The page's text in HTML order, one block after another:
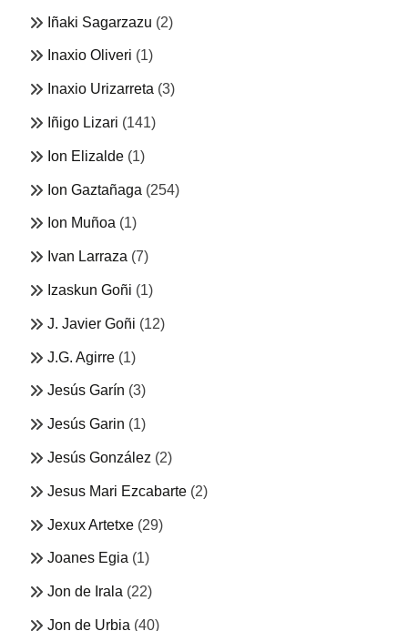
Iñaki Sagarzazu (2)
Inaxio Oliveri (1)
Inaxio Urizarreta (3)
Iñigo Lizari (141)
Ion Elizalde (1)
Ion Gaztañaga (254)
Ion Muñoa (1)
Ivan Larraza (7)
Izaskun Goñi (1)
J. Javier Goñi (12)
J.G. Agirre (1)
Jesús Garín (3)
Jesús Garin (1)
Jesús González (2)
Jesus Mari Ezcabarte (2)
Jexux Artetxe (29)
Joanes Egia (1)
Jon de Irala (22)
Jon de Urbia (40)